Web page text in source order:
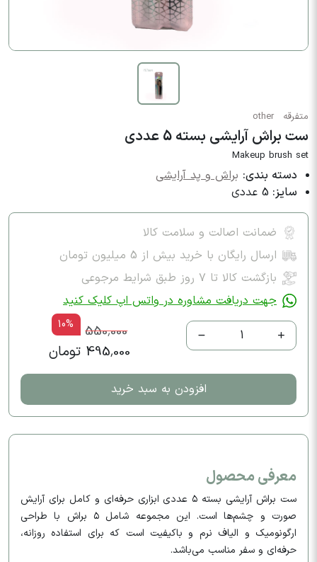
متفرقه other
ست براش آرایشی بسته 5 عددی
Makeup brush set
دسته بندی: براش و پد آرایشی
سایز: 5 عددی
ضمانت اصالت و سلامت کالا
ارسال رایگان با خرید بیش از 5 میلیون تومان
بازگشت کالا تا ۷ روز طبق شرایط مرجوعی
جهت دریافت مشاوره در واتس اپ کلیک کنید
1
550,000
10%
495,000 تومان
افزودن به سبد خرید
معرفی محصول
ست براش آرایشی بسته ۵ عددی ابزاری حرفه‌ای و کامل برای آرایش
صورت و چشم‌ها است. این مجموعه شامل ۵ براش با طراحی
ارگونومیک و الیاف نرم و باکیفیت است که برای استفاده روزانه،
حرفه‌ای و سفر مناسب می‌باشد.